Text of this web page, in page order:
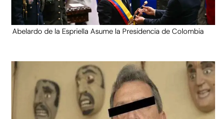
Abelardo de la Espriella Asume la Presidencia de Colombia